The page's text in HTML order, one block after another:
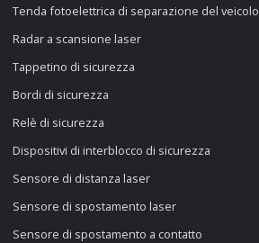
Tenda fotoelettrica di separazione del veicolo
Radar a scansione laser
Tappetino di sicurezza
Bordi di sicurezza
Relè di sicurezza
Dispositivi di interblocco di sicurezza
Sensore di distanza laser
Sensore di spostamento laser
Sensore di spostamento a contatto